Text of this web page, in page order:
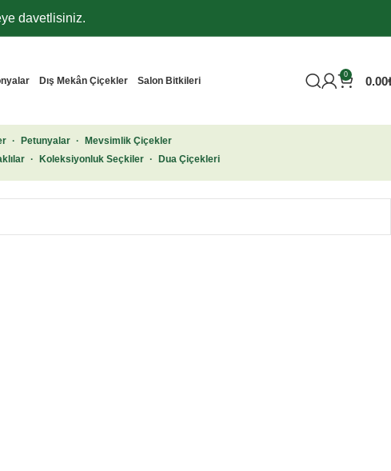
davetlisiniz.
Dış Mekân Çiçekler Salon Bitkileri
0 0.00
· Petunyalar ·
Mevsimlik Çiçekler
· Koleksiyonluk Seçkiler · Dua Çiçekleri